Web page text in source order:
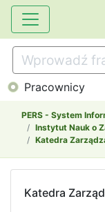
Pracownicy
PERS - System
Instytut Nauk o
Katedra
Katedra